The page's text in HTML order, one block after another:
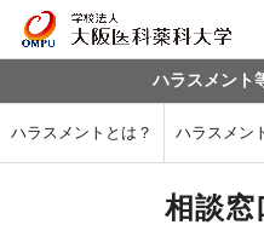
ハラスメント
ハラスメントとは？ ハラスメン
相談窓